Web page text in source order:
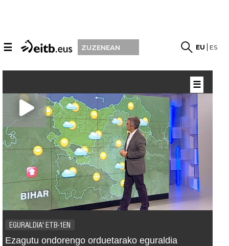
☰ ZUZENEAN EU ES
EGURALDIA' ETB-1EN
Ezagutu ondorengo orduetarako eguraldia
☰